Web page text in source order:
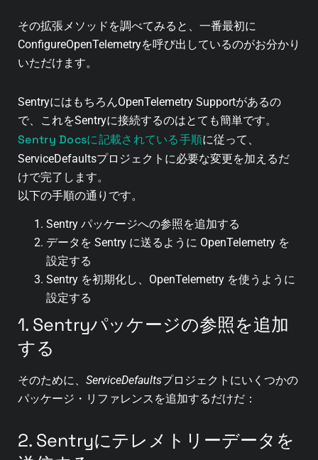
その拡張メソッドを調べてみると、一番最初に
ConfigureOpenTelemetryを呼び出しているのがお分かり
いただけます。
SentryにはもちろんOpenTelemetry Supportがあるの
で、これをSentryに接続するのはとても簡単です。
Sentry Docsに記載されている手順に従って、
ServiceDefaultsプロジェクトに必要な変更を加えるだ
けで完了します。
以下の手順の通りです。
Sentry パッケージへの参照を追加する
データを Sentry に送るように OpenTelemetry を
設定する
Sentry を初期化し、OpenTelemetry を使うように
設定する
1. Sentryパッケージの参照を追加
する
そのために、 ServiceDefaultsプロジェクトにいくつかの
パッケージ・リファレンスを追加するだけだ：
2. Sentryにテレメトリーデータを